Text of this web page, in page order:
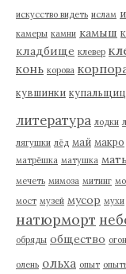
искусство видеть ислам
камеры камни камыш
кладбище клевер
конь корова
кувшинки
литература лодки
лягушки лёд май макро
матрёшка матушка
мечеть мимоза митинг
мост музей мусор мухи
натюрморт
обряды общество
олень ольха опыт